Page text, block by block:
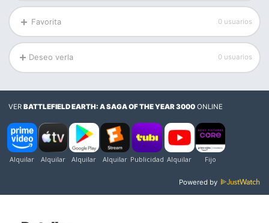
Favorita 0 usuarios
Deseo verla 0 usuarios
VERBATTLEFIELD EARTH: A SAGA OF THE YEAR 3000 ONLINE
Powered by